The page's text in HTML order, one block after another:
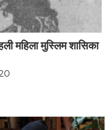
महिला मुस्लिम शासिका